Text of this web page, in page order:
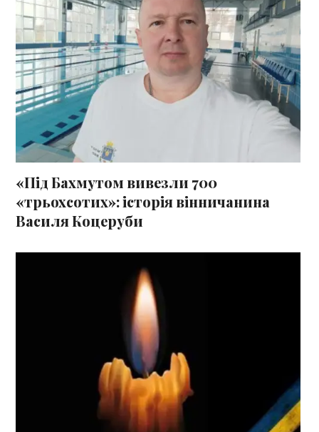
«Під Бахмутом вивезли 700
«трьохсотих»: історія вінничанина
Василя Коцеруби